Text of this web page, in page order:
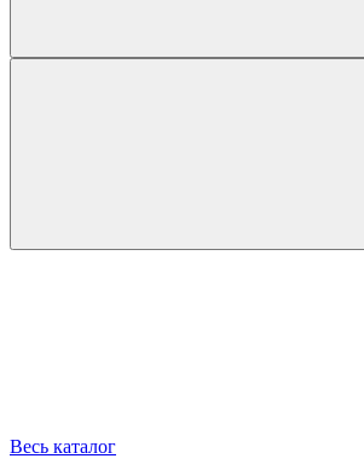
Весь каталог